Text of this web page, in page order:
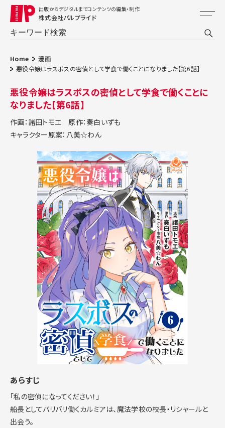
出版からデジタルまでコンテンツの編集・制作
株式会社パルプライド
Home
漫画
悪役令嬢はラスボスの密偵として学食で働くことになりました【第6話】
悪役令嬢はラスボスの密偵として学食で働くことに
なりました【第6話】
作画：諸田トモエ
原作：奏白いずも
キャラクター原案：八美☆わん
あらすじ
「私の密偵になってください！」
船長としてバリバリ働くカルミアは、魔法学校の校長・リシャールと
出会う。